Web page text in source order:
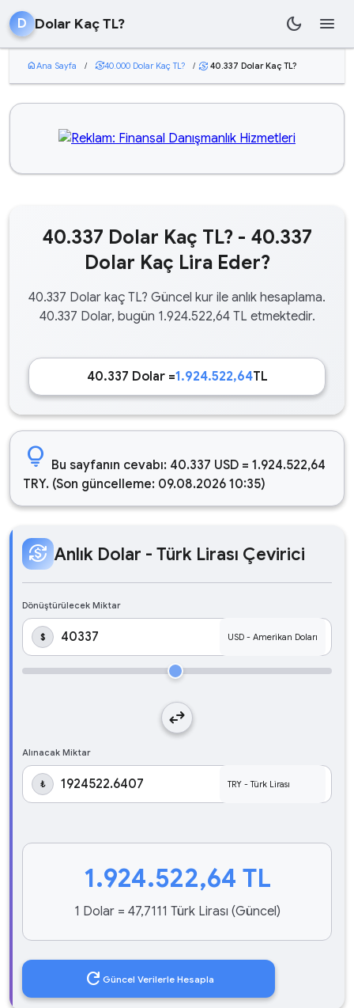
D Dolar Kaç TL? dark_mode menu
homeAna Sayfa / currency_exchange40.000 Dolar Kaç TL? / currency_exchange 40.337 Dolar Kaç TL?
40.337 Dolar Kaç TL? - 40.337
Dolar Kaç Lira Eder?
40.337 Dolar kaç TL? Güncel kur ile anlık hesaplama.
40.337 Dolar, bugün 1.924.522,64 TL etmektedir.
40.337 Dolar =1.924.522,64TL
lightbulb Bu sayfanın cevabı: 40.337 USD = 1.924.522,64
TRY. (Son güncelleme: 09.08.2026 10:35)
currency_exchange Anlık Dolar - Türk Lirası Çevirici
Dönüştürülecek Miktar
$
swap_horiz
Alınacak Miktar
₺
1.924.522,64 TL
1 Dolar = 47,7111 Türk Lirası (Güncel)
refresh Güncel Verilerle Hesapla